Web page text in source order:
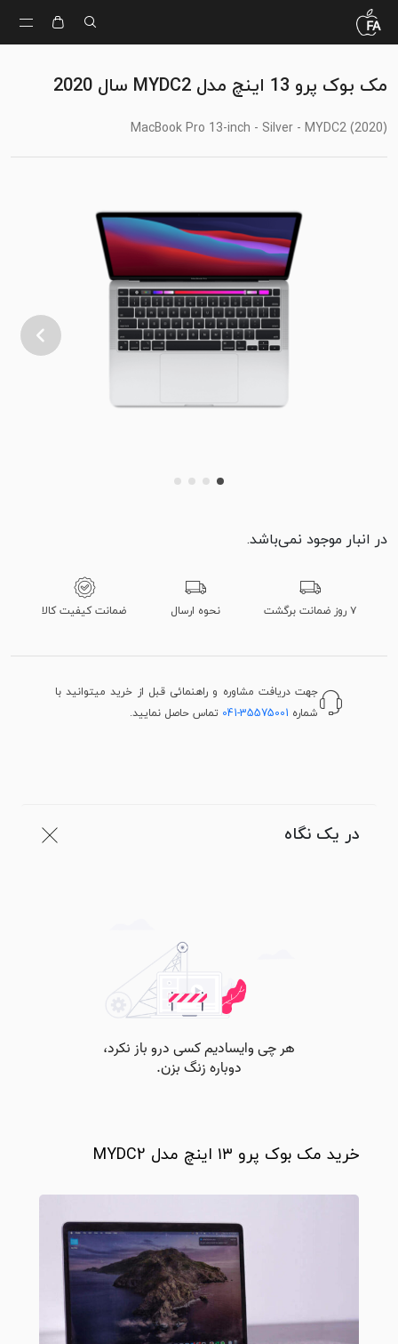
مک بوک پرو 13 اینچ مدل MYDC2 سال 2020
MacBook Pro 13-inch - Silver - MYDC2 (2020)
در انبار موجود نمی‌باشد.
۷ روز ضمانت برگشت نحوه ارسال ضمانت کیفیت کالا
جهت دریافت مشاوره و راهنمائی قبل از خرید میتوانید با
شماره 041-35575001 تماس حاصل نمایید.
در یک نگاه
خرید مک بوک پرو ۱۳ اینچ مدل MYDC2